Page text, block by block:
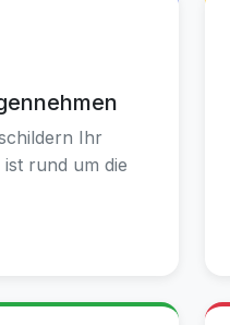
Ihr
rund um die